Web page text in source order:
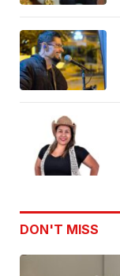
DON'T MISS